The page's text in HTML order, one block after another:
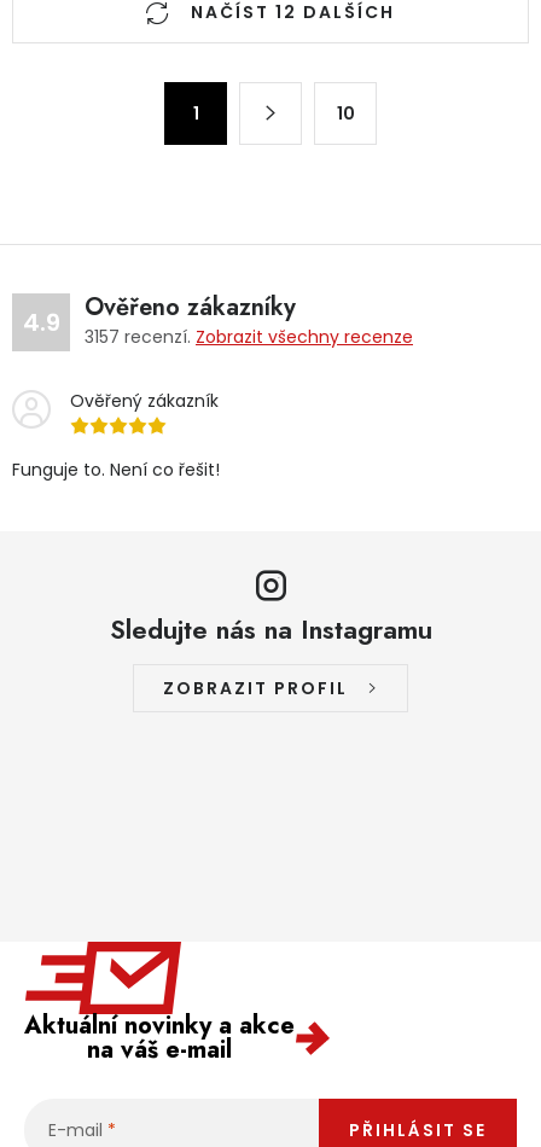
NAČÍST 12 DALŠÍCH
1 10
4.9 Ověřeno zákazníky
3157 recenzí. Zobrazit všechny recenze
Ověřený zákazník
Funguje to. Není co řešit!
Sledujte nás na Instagramu
ZOBRAZIT PROFIL
Aktuální novinky a akce
na váš e-mail
E-mail PŘIHLÁSIT SE